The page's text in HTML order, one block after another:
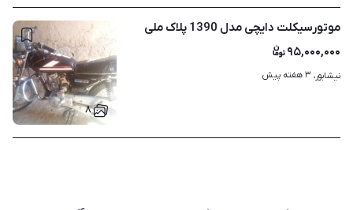
۸
موتورسیکلت دایچی مدل 1390 پلاک ملی
۹۵,۰۰۰,۰۰۰
نیشابور، ۳ هفته پیش